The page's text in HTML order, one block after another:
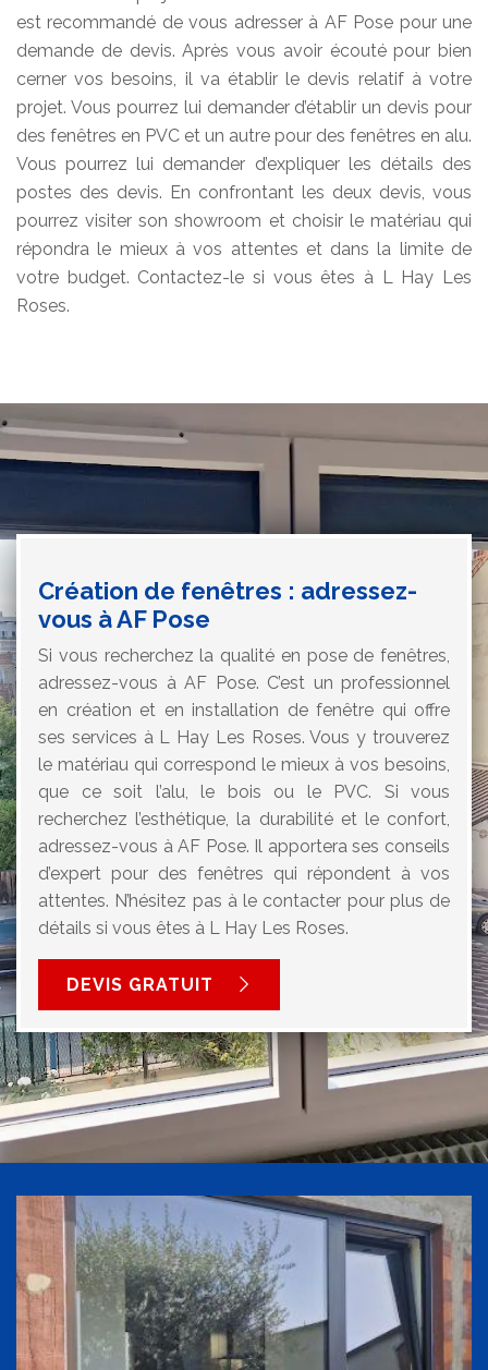
est recommandé de vous adresser à AF Pose pour une
demande de devis. Après vous avoir écouté pour bien
cerner vos besoins, il va établir le devis relatif à votre
projet. Vous pourrez lui demander d’établir un devis pour
des fenêtres en PVC et un autre pour des fenêtres en alu.
Vous pourrez lui demander d’expliquer les détails des
postes des devis. En confrontant les deux devis, vous
pourrez visiter son showroom et choisir le matériau qui
répondra le mieux à vos attentes et dans la limite de
votre budget. Contactez-le si vous êtes à L Hay Les
Roses.
Création de fenêtres : adressez-
vous à AF Pose
Si vous recherchez la qualité en pose de fenêtres,
adressez-vous à AF Pose. C’est un professionnel
en création et en installation de fenêtre qui offre
ses services à L Hay Les Roses. Vous y trouverez
le matériau qui correspond le mieux à vos besoins,
que ce soit l’alu, le bois ou le PVC. Si vous
recherchez l’esthétique, la durabilité et le confort,
adressez-vous à AF Pose. Il apportera ses conseils
d’expert pour des fenêtres qui répondent à vos
attentes. N’hésitez pas à le contacter pour plus de
détails si vous êtes à L Hay Les Roses.
DEVIS GRATUIT